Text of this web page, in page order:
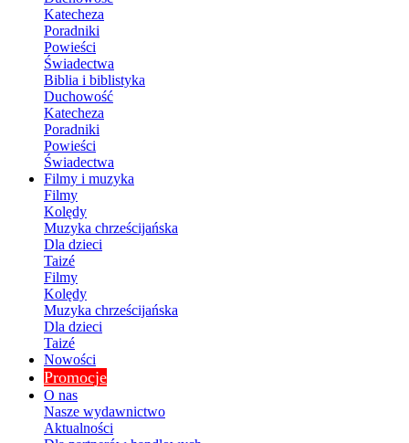
Katecheza
Poradniki
Powieści
Świadectwa
Biblia i biblistyka
Duchowość
Katecheza
Poradniki
Powieści
Świadectwa
Filmy i muzyka
Filmy
Kolędy
Muzyka chrześcijańska
Dla dzieci
Taizé
Filmy
Kolędy
Muzyka chrześcijańska
Dla dzieci
Taizé
Nowości
Promocje
O nas
Nasze wydawnictwo
Aktualności